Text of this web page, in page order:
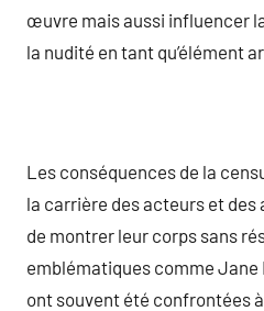
œuvre mais aussi influencer
la nudité en tant qu’élément
Les conséquences de la
la carrière des acteurs et
de montrer leur corps sans
emblématiques comme
ont souvent été confrontées